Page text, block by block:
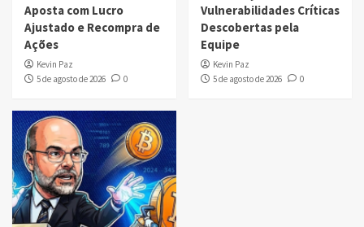
Aposta com Lucro
Ajustado e Recompra de
Ações
Kevin Paz
5 de agosto de 2026
0
Vulnerabilidades Críticas
Descobertas pela
Equipe
Kevin Paz
5 de agosto de 2026
0